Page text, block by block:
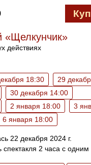
«Щелкунчик»
действиях
18:30
29
30 декабря 14:00
2 января 18:00
3
6 января 18:00
22 декабря 2024 г.
спектакля 2 часа с одним